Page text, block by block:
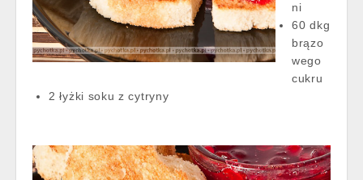
ni
60 dkg
brązo
wego
cukru
2 łyżki soku z cytryny